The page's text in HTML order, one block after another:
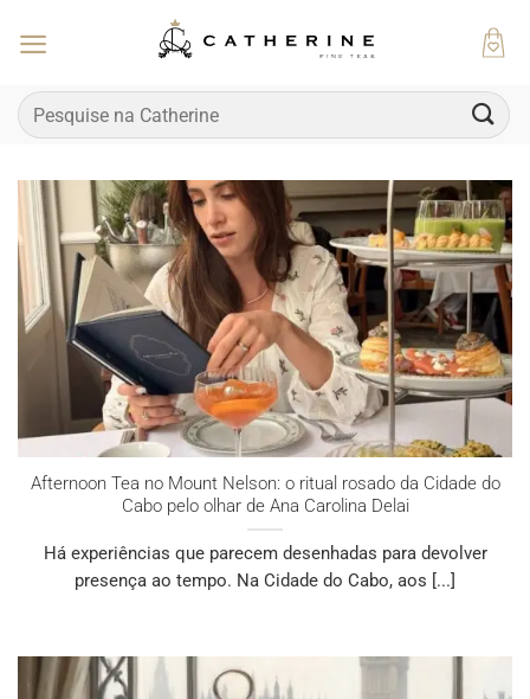
Pesquisar
por:
Afternoon Tea no Mount Nelson: o ritual rosado da Cidade do
Cabo pelo olhar de Ana Carolina Delai
Há experiências que parecem desenhadas para devolver
presença ao tempo. Na Cidade do Cabo, aos [...]